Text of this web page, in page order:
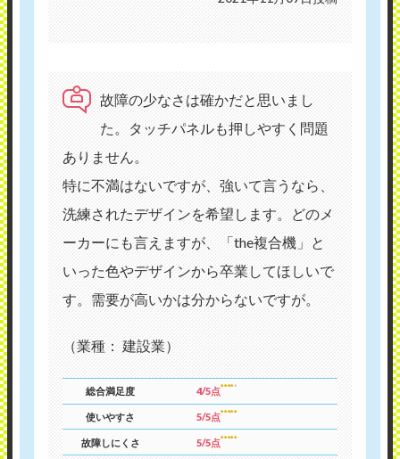
故障の少なさは確かだと思いまし
た。タッチパネルも押しやすく問題
ありません。
特に不満はないですが、強いて言うなら、
洗練されたデザインを希望します。どのメ
ーカーにも言えますが、「the複合機」と
いった色やデザインから卒業してほしいで
す。需要が高いかは分からないですが。
（業種： 建設業）
総合満足度 4/5点
使いやすさ 5/5点
故障しにくさ 5/5点